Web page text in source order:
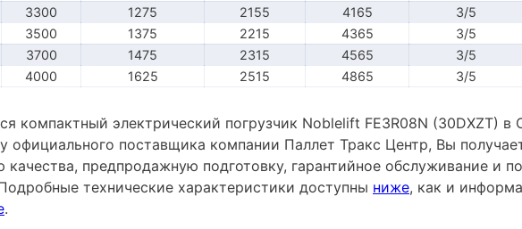
3300 1275 2155 4165 3/5
3500 1375 2215 4365 3/5
3700 1475 2315 4565 3/5
4000 1625 2515 4865 3/5
компактный электрический погрузчик Noblelift FE3R08N (30DXZT) в
официального поставщика компании Паллет Тракс Центр, Вы
качества, предпродажную подготовку, гарантийное обслуживание и
технические характеристики доступны ниже, как и
.